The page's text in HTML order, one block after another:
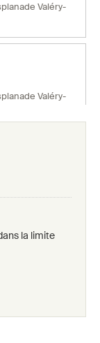
Valéry-
Valéry-
la limite